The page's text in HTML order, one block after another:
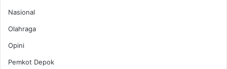
Nasional
Olahraga
Opini
Pemkot Depok